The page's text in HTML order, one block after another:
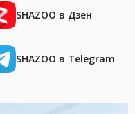
SHAZOO в Дзен
SHAZOO в Telegram